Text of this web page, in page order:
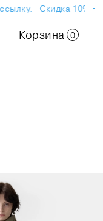
Скидка 10% на
Корзина 0